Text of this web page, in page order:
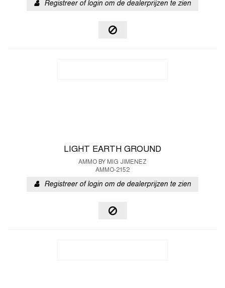
Registreer of login om de dealerprijzen te zien
LIGHT EARTH GROUND
AMMO BY MIG JIMENEZ
AMMO-2152
Registreer of login om de dealerprijzen te zien